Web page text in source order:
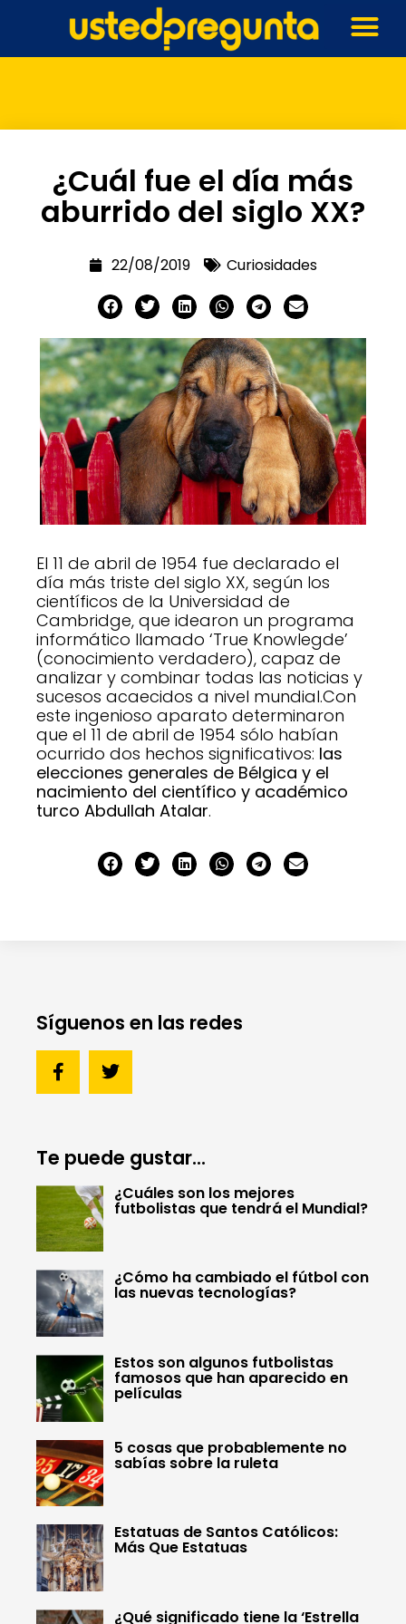
¿Cuál fue el día más
aburrido del siglo XX?
22/08/2019 Curiosidades
El 11 de abril de 1954 fue declarado el
día más triste del siglo XX, según los
científicos de la Universidad de
Cambridge, que idearon un programa
informático llamado ‘True Knowlegde’
(conocimiento verdadero), capaz de
analizar y combinar todas las noticias y
sucesos acaecidos a nivel mundial.Con
este ingenioso aparato determinaron
que el 11 de abril de 1954 sólo habían
ocurrido dos hechos significativos: las
elecciones generales de Bélgica y el
nacimiento del científico y académico
turco Abdullah Atalar.
Síguenos en las redes
Te puede gustar...
¿Cuáles son los mejores
futbolistas que tendrá el Mundial?
¿Cómo ha cambiado el fútbol con
las nuevas tecnologías?
Estos son algunos futbolistas
famosos que han aparecido en
películas
5 cosas que probablemente no
sabías sobre la ruleta
Estatuas de Santos Católicos:
Más Que Estatuas
¿Qué significado tiene la ‘Estrella